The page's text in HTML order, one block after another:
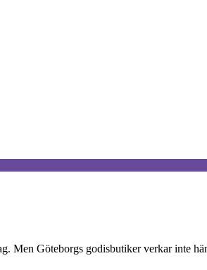
Men Göteborgs godisbutiker verkar inte